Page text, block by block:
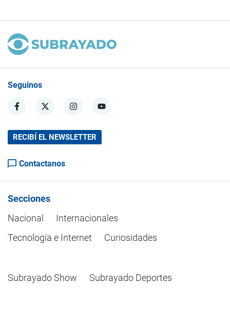
Seguinos
RECIBÍ EL NEWSLETTER
Contactanos
Secciones
Nacional
Internacionales
Tecnología e Internet
Curiosidades
Subrayado Show Subrayado Deportes